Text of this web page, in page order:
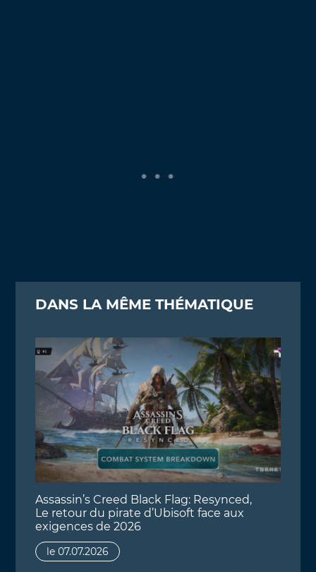
DANS LA MÊME THÉMATIQUE
Assassin’s Creed Black Flag: Resynced,
Le retour du pirate d’Ubisoft face aux
exigences de 2026
le 07.07.2026